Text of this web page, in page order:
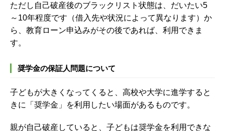
ただし自己破産後のブラックリスト状態は、だいたい5
～ 10年程度です（借入先や状況によって異なります）か
ら、教育ローン申込みがその後であれば、利用できま
す。
奨学金の保証人問題について
子どもが大きくなってくると、高校や大学に進学すると
きに「奨学金」を利用したい場面があるものです。
親が自己破産していると、子どもは奨学金を利用できな